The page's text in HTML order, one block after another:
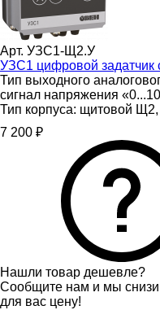
Арт. УЗС1-Щ2.У
УЗС1 цифровой
Тип выходного
сигнал напряжения
Тип корпуса: щитовой Щ2,
7 200 ₽
Нашли товар дешевле?
Сообщите нам и мы
для вас цену!